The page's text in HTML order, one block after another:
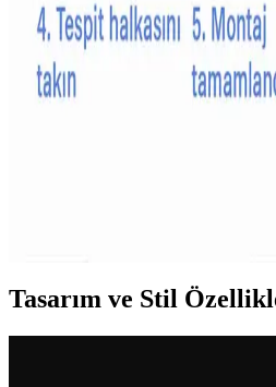
Bebeklerin hijyen ve güvenliği için
önemlidir. Güvenlik, malzeme kalitesi
faktörler dikkate alınmalı, bebeğin
tercih edilmelidir.
Tasarım ve Stil